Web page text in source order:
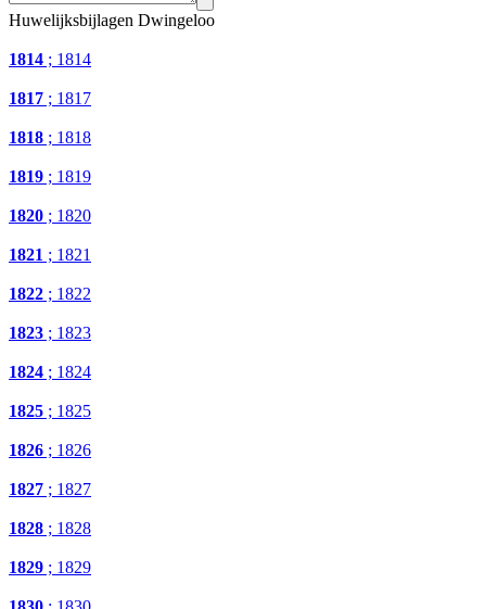
Huwelijksbijlagen Dwingeloo
1814 ; 1814
1817 ; 1817
1818 ; 1818
1819 ; 1819
1820 ; 1820
1821 ; 1821
1822 ; 1822
1823 ; 1823
1824 ; 1824
1825 ; 1825
1826 ; 1826
1827 ; 1827
1828 ; 1828
1829 ; 1829